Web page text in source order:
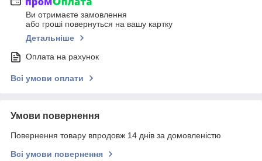
Ви отримаєте замовлення
або гроші повернуться на вашу картку
Детальніше
Оплата на рахунок
Всі умови оплати
Умови повернення
Повернення товару впродовж 14 днів за домовленістю
Всі умови повернення